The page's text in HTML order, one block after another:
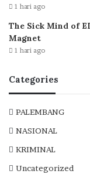
1 hari ago
The Sick Mind of
Magnet
1 hari ago
Categories
PALEMBANG
NASIONAL
KRIMINAL
Uncategorized